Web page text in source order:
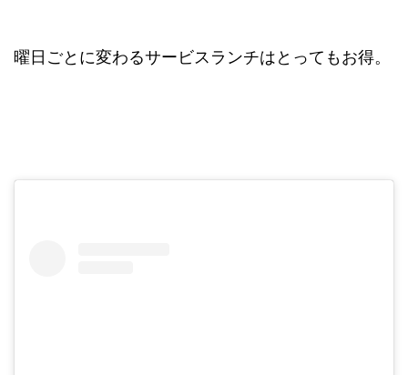
曜日ごとに変わるサービスランチはとってもお得。